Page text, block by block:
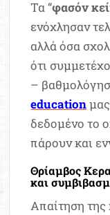
Τα “φασόν
ενόχλησαν
αλλά όσα
ότι
–
education
δεδομένο το
πάρουν και
Θρίαμβος
και
Απαίτηση της